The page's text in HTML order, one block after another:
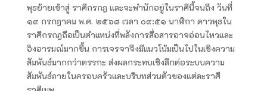
พุธย้ายเข้าสู่ ราศีกรกฎ และจะพำนักอยู่ในราศีนี้จนถึง วันที่
๑๙ กรกฎาคม พ.ศ. ๒๕๖๘ เวลา ๐๙:๕๑ นาฬิกา ดาวพุธใน
ราศีกรกฎถือเป็นตำแหน่งที่พลังการสื่อสารอาจอ่อนไหวและ
อิงอารมณ์มากขึ้น การเจรจาจึงมีแนวโน้มเป็นไปในเชิงความ
สัมพันธ์มากกว่าตรรกะ ส่งผลกระทบเชิงลึกต่อระบบความ
สัมพันธ์ภายในครอบครัวและบริบทส่วนตัวของแต่ละราศี